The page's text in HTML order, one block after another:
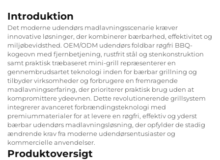
Introduktion
Det moderne udendørs madlavningsscenarie kræver
innovative løsninger, der kombinerer bærbarhed, effektivitet og
miljøbevidsthed. OEM/ODM udendørs foldbar røgfri BBQ-
kogeovn med fjernbetjening, rustfrit stål og stenkonstruktion
samt praktisk træbaseret mini-grill repræsenterer en
gennembrudsartet teknologi inden for bærbar grillning og
tilbyder virksomheder og forbrugere en fremragende
madlavningserfaring, der prioriterer praktisk brug uden at
kompromittere ydeevnen. Dette revolutionerende grillsystem
integrerer avanceret forbrændingsteknologi med
premiummaterialer for at levere en røgfri, effektiv og yderst
bærbar udendørs madlavningsløsning, der opfylder de stadig
ændrende krav fra moderne udendørsentusiaster og
kommercielle anvendelser.
Produktoversigt